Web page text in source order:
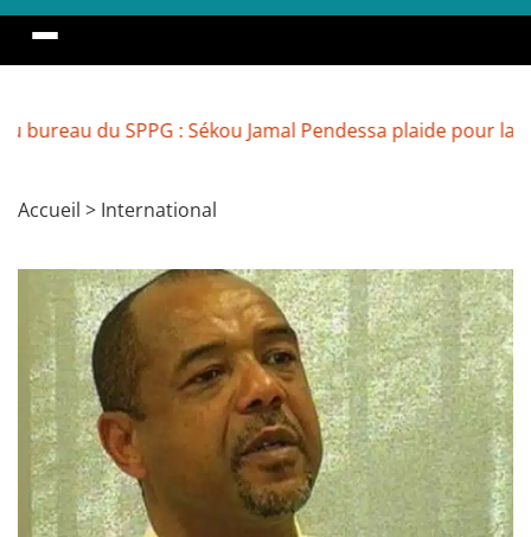
SPPG : Sékou Jamal Pendessa plaide pour la
Accueil > International